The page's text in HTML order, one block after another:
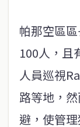
帕那空區
100人，且
人員巡視
路等地，
避，使管